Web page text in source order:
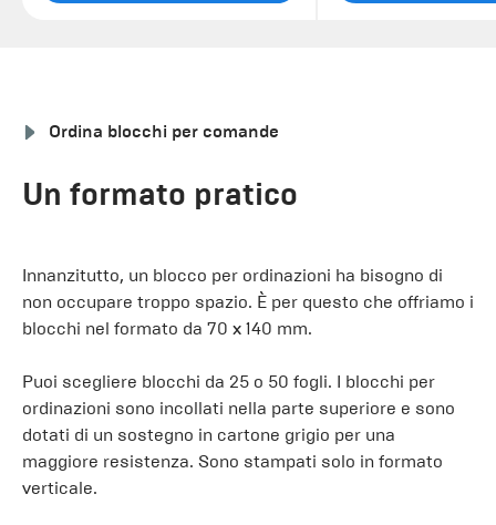
Ordina blocchi per comande
Un formato pratico
Innanzitutto, un blocco per ordinazioni ha bisogno di
non occupare troppo spazio. È per questo che offriamo i
blocchi nel formato da 70 x 140 mm.
Puoi scegliere blocchi da 25 o 50 fogli. I blocchi per
ordinazioni sono incollati nella parte superiore e sono
dotati di un sostegno in cartone grigio per una
maggiore resistenza. Sono stampati solo in formato
verticale.